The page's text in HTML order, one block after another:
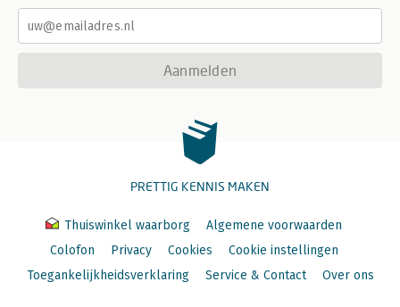
Aanmelden
PRETTIG KENNIS MAKEN
Thuiswinkel waarborg
Algemene voorwaarden
Colofon
Privacy Cookies
Cookie instellingen
Toegankelijkheidsverklaring
Service & Contact Over ons